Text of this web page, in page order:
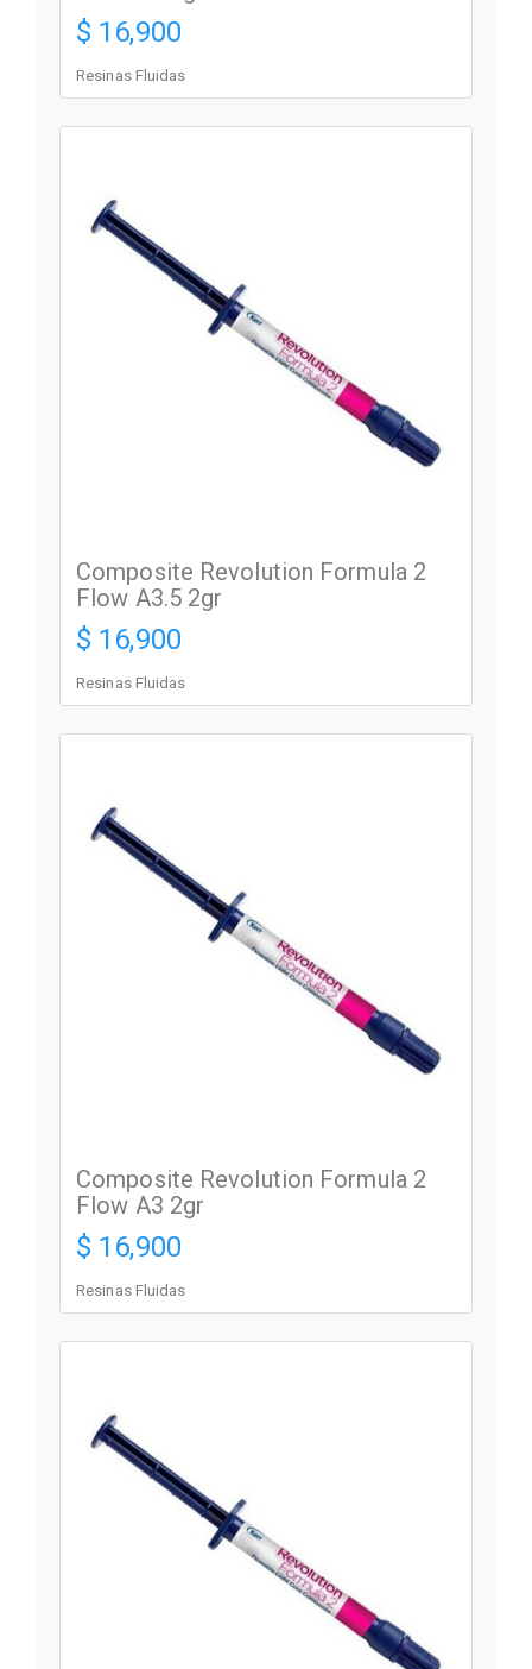
$ 16,900
Resinas Fluidas
Composite Revolution Formula 2
Flow A3.5 2gr
$ 16,900
Resinas Fluidas
Composite Revolution Formula 2
Flow A3 2gr
$ 16,900
Resinas Fluidas